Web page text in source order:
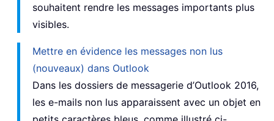
souhaitent rendre les messages importants plus
visibles.
Mettre en évidence les messages non lus
(nouveaux) dans Outlook
Dans les dossiers de messagerie d’Outlook 2016,
les e-mails non lus apparaissent avec un objet en